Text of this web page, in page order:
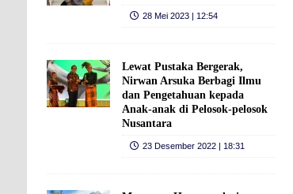
28 Mei 2023 | 12:54
Lewat Pustaka Bergerak,
Nirwan Arsuka Berbagi Ilmu
dan Pengetahuan kepada
Anak-anak di Pelosok-pelosok
Nusantara
23 Desember 2022 | 18:31